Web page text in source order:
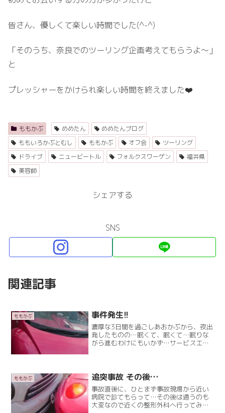
皆さん、優しくて楽しい時間でした(^-^)
「そのうち、奈良でのツーリング企画考えてもらうよ～」
と
プレッシャーをかけられ楽しい時間を終えました❤️
ももかぶ めめたん
めめたんブログ
ももいろかぶとむし
ももかぶ オフ会
ツーリング
ドライブ
ニュービートル フォルクスワーゲン
福井県
美容師
シェアする
SNS
関連記事
ももかぶ 事件発生!!
濃厚な3日間を過ごしあおかぶから、夜出
発したものの…眠くて、眠くて…眠りな
がら進むわけにもいかず…サービスエリ
詰まった)重たい鞄をRead More
ももかぶ 追突事故 その後…
事故直後に、ひとまず事故現場から近い
病院で診てもらって…その後は通うのも
大変なので近くの整形外科へ行ってみる